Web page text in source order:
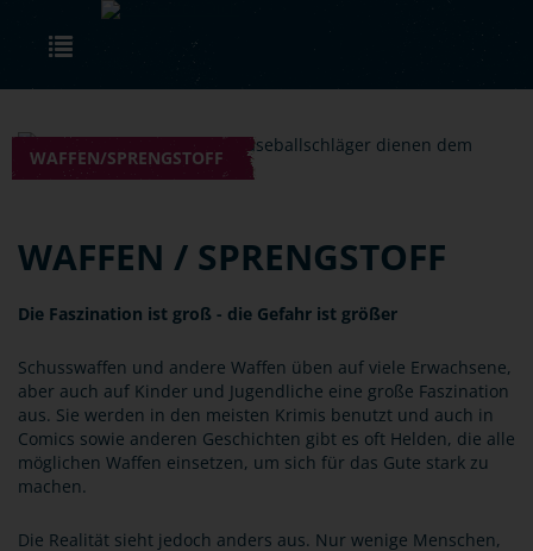
Skip to main content
WAFFEN/SPRENGSTOFF
WAFFEN / SPRENGSTOFF
Die Faszination ist groß - die Gefahr ist größer
Schusswaffen und andere Waffen üben auf viele Erwachsene,
aber auch auf Kinder und Jugendliche eine große Faszination
aus. Sie werden in den meisten Krimis benutzt und auch in
Comics sowie anderen Geschichten gibt es oft Helden, die alle
möglichen Waffen einsetzen, um sich für das Gute stark zu
machen.
Die Realität sieht jedoch anders aus. Nur wenige Menschen,